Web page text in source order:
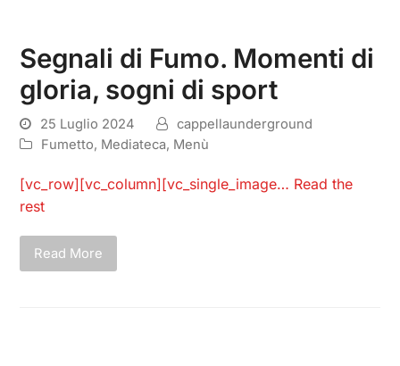
Segnali di Fumo. Momenti di
gloria, sogni di sport
25 Luglio 2024
cappellaunderground
Fumetto, Mediateca, Menù
[vc_row][vc_column][vc_single_image… Read the
rest
Read More